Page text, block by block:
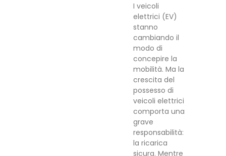
I veicoli
elettrici (EV)
stanno
cambiando il
modo di
concepire la
mobilità. Ma la
crescita del
possesso di
veicoli elettrici
comporta una
grave
responsabilità:
la ricarica
sicura. Mentre